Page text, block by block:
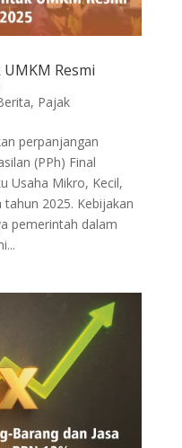
Resmi
, Pajak
perpanjangan
(PPh) Final
Usaha Mikro, Kecil,
2025. Kebijakan
pemerintah dalam